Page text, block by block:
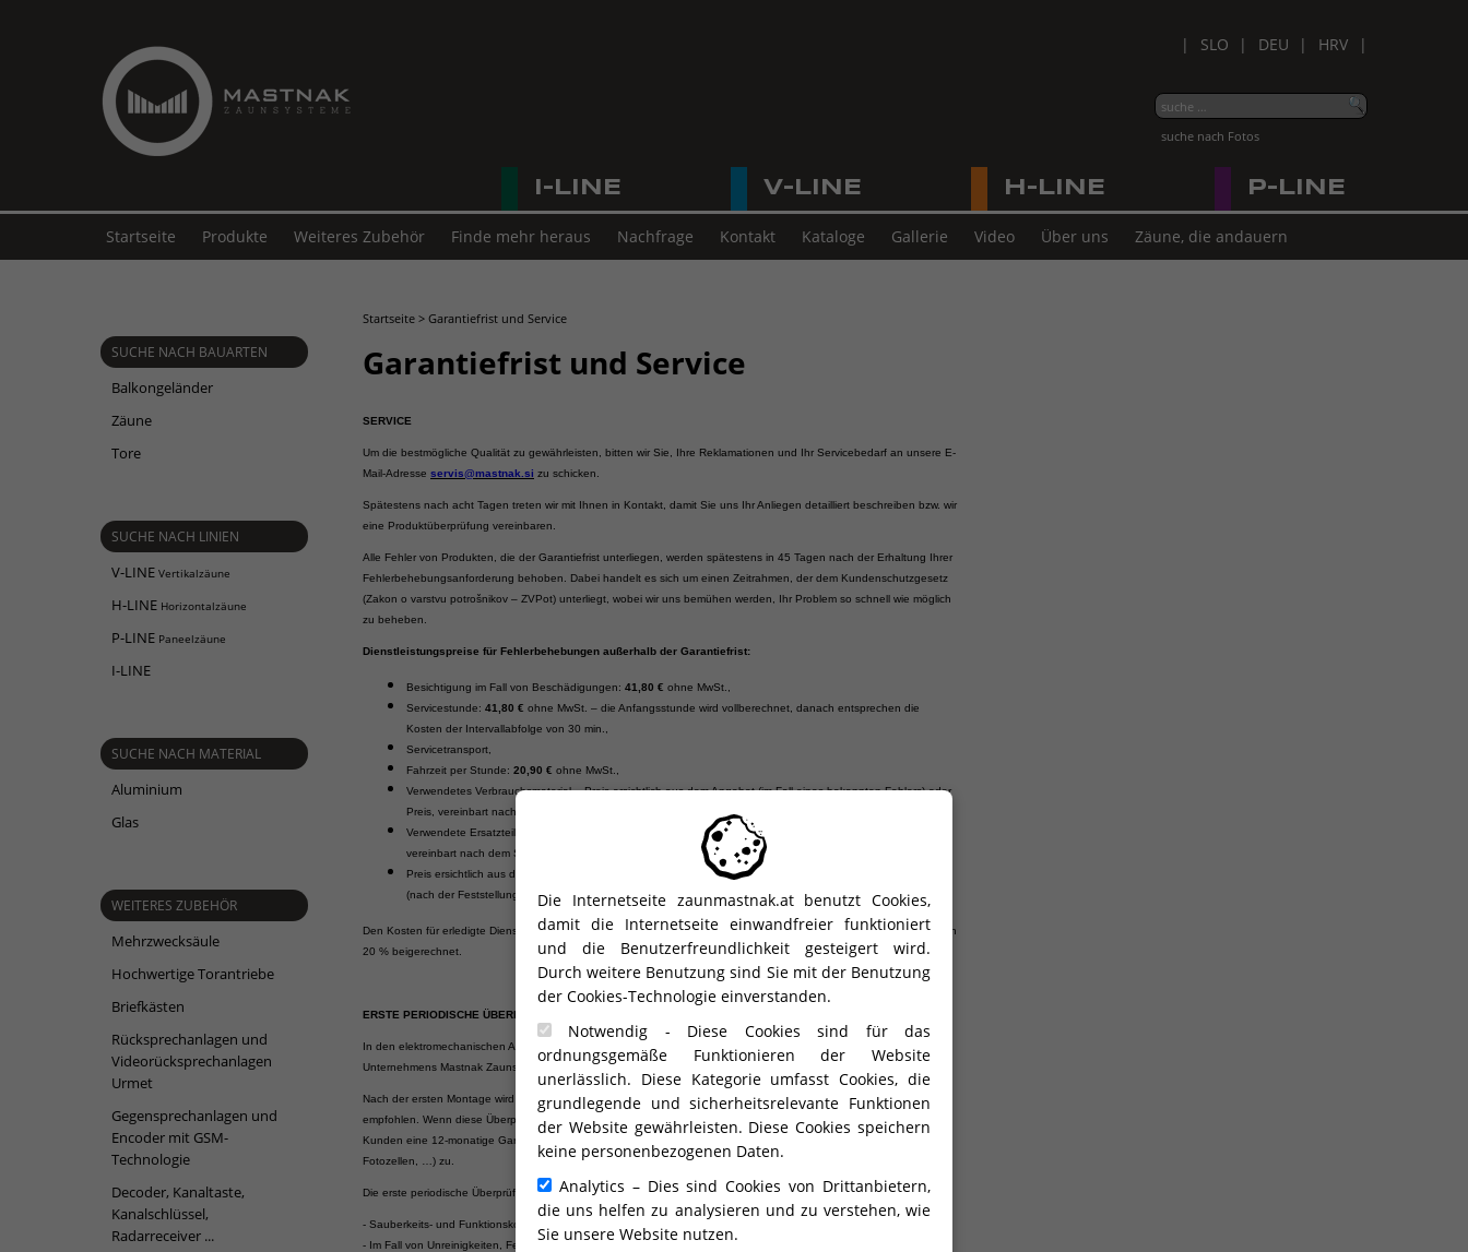
Die Internetseite zaunmastnak.at benutzt Cookies,
damit die Internetseite einwandfreier funktioniert
und die Benutzerfreundlichkeit gesteigert wird.
Durch weitere Benutzung sind Sie mit der Benutzung
der Cookies-Technologie einverstanden.
Notwendig - Diese Cookies sind für das
ordnungsgemäße Funktionieren der Website
unerlässlich. Diese Kategorie umfasst Cookies, die
grundlegende und sicherheitsrelevante Funktionen
der Website gewährleisten. Diese Cookies speichern
keine personenbezogenen Daten.
Analytics – Dies sind Cookies von Drittanbietern,
die uns helfen zu analysieren und zu verstehen, wie
Sie unsere Website nutzen.
SLO DEU HRV
suche nach Fotos
I-LINE V-LINE H-LINE P-LINE
Startseite Produkte Weiteres Zubehör Finde mehr heraus Nachfrage Kontakt Kataloge Gallerie Video Über uns Zäune, die andauern
SUCHE NACH BAUARTEN
Balkongeländer
Zäune
Tore
SUCHE NACH LINIEN
V-LINE Vertikalzäune
H-LINE Horizontalzäune
P-LINE Paneelzäune
I-LINE
SUCHE NACH MATERIAL
Aluminium
Glas
WEITERES ZUBEHÖR
Mehrzwecksäule
Hochwertige Torantriebe
Briefkästen
Rücksprechanlagen und
Videorücksprechanlagen
Urmet
Gegensprechanlagen und
Encoder mit GSM-
Technologie
Decoder, Kanaltaste,
Kanalschlüssel,
Radarreceiver ...
Startseite > Garantiefrist und Service
Garantiefrist und Service
SERVICE
Um die bestmögliche Qualität zu gewährleisten, bitten wir Sie, Ihre Reklamationen und Ihr Servicebedarf an unsere E-
Mail-Adresse servis@mastnak.si zu schicken.
Spätestens nach acht Tagen treten wir mit Ihnen in Kontakt, damit Sie uns Ihr Anliegen detailliert beschreiben bzw. wir
eine Produktüberprüfung vereinbaren.
Alle Fehler von Produkten, die der Garantiefrist unterliegen, werden spätestens in 45 Tagen nach der Erhaltung Ihrer
Fehlerbehebungsanforderung behoben. Dabei handelt es sich um einen Zeitrahmen, der dem Kundenschutzgesetz
(Zakon o varstvu potrošnikov – ZVPot) unterliegt, wobei wir uns bemühen werden, Ihr Problem so schnell wie möglich
zu beheben.
Dienstleistungspreise für Fehlerbehebungen außerhalb der Garantiefrist:
Besichtigung im Fall von Beschädigungen: 41,80 € ohne MwSt.,
Servicestunde: 41,80 € ohne MwSt. – die Anfangsstunde wird vollberechnet, danach entsprechen die
Kosten der Intervallabfolge von 30 min.,
Servicetransport,
Fahrzeit per Stunde: 20,90 € ohne MwSt.,
Verwendetes Verbrauchsmaterial – Preis ersichtlich aus dem Angebot (im Fall eines bekannten Fehlers) oder
Preis, vereinbart nach dem Service (nach der Feststellung des Fehlers),
Verwendete Ersatzteile – Preis ersichtlich aus dem Angebot (im Fall eines bekannten Fehlers) oder Preis,
vereinbart nach dem Service (nach der Feststellung des Fehlers),
Preis ersichtlich aus dem Angebot (im Fall eines bekannten Fehlers) oder Preis, vereinbart nach dem Service
(nach der Feststellung des Fehlers).
Den Kosten für erledigte Dienstleistungen, eingebaute Ersatzteile und Verbrauchsmaterial wird die MwSt. In Höhe von
20 % beigerechnet.
ERSTE PERIODISCHE ÜBERPRÜFUNG
In den elektromechanischen Antrieb und dessen Bauteile darf nur seitens eines bevollmächtigten Experten des
Unternehmens Mastnak Zaunsysteme, GmbH eingegriffen werden.
Nach der ersten Montage wird nach Ablauf von 6 Monaten die erste periodische Überprüfung des Elektrotorantriebs
empfohlen. Wenn diese Überprüfung stattfindet, erhält der Kunde eine 24-monatige Garantie. Andernfalls steht dem
Kunden eine 12-monatige Garantie auf den elektromechanischen Antrieb und dessen Teile (Fernbedienung,
Fotozellen, …) zu.
Die erste periodische Überprüfung beinhaltet:
- Sauberkeits- und Funktionskontrolle;
- Im Fall von Unreinigkeiten, Feuchtigkeit, Insekten u. Ä. wird der Antrieb vom Stromnetz abgetrennt.